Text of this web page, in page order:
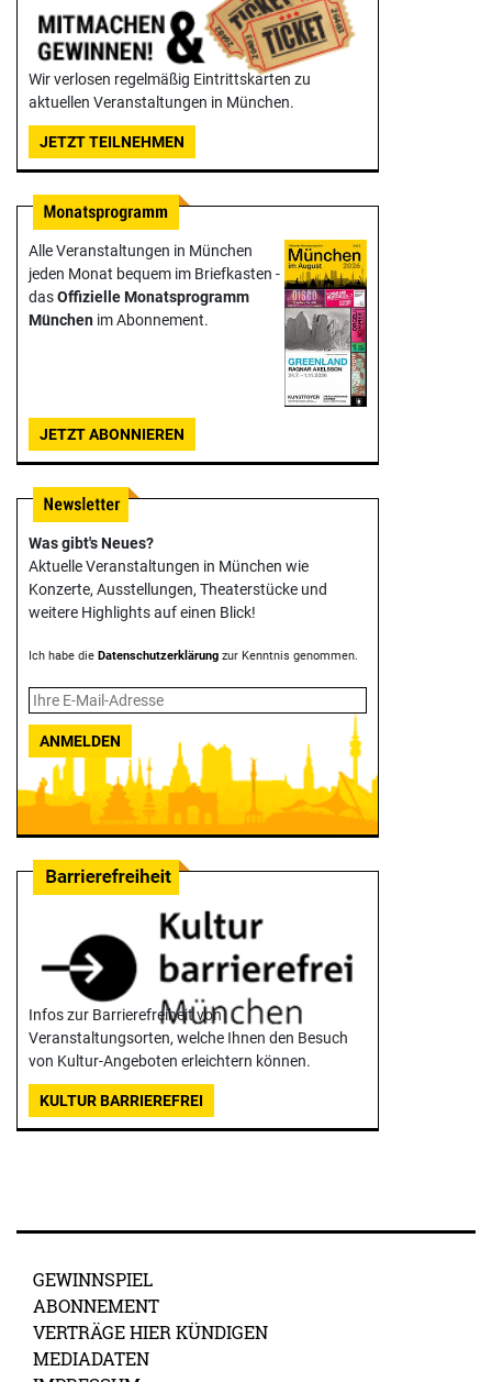
Wir verlosen regelmäßig Eintrittskarten zu
aktuellen Veranstaltungen in München.
JETZT TEILNEHMEN
Alle Veranstaltungen in München
jeden Monat bequem im Briefkasten -
dasOffizielle Monats­programm
München im Abonnement.
JETZT ABONNIEREN
Was gibt's Neues?
Aktuelle Veranstaltungen in München wie
Konzerte, Ausstellungen, Theater­stücke und
weitere Highlights auf einen Blick!
Ich habe die Datenschutzerklärung zur Kenntnis genommen.
ANMELDEN
Infos zur Barrierefreiheit von
Veranstaltungsorten, welche Ihnen den Besuch
von Kultur-Angeboten erleichtern können.
KULTUR BARRIEREFREI
GEWINNSPIEL
ABONNEMENT
VERTRÄGE HIER KÜNDIGEN
MEDIADATEN